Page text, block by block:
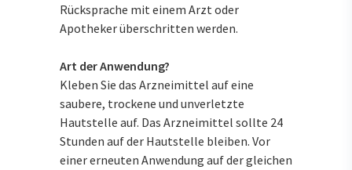
Rücksprache mit einem Arzt oder
Apotheker überschritten werden.
Art der Anwendung?
Kleben Sie das Arzneimittel auf eine
saubere, trockene und unverletzte
Hautstelle auf. Das Arzneimittel sollte 24
Stunden auf der Hautstelle bleiben. Vor
einer erneuten Anwendung auf der gleichen